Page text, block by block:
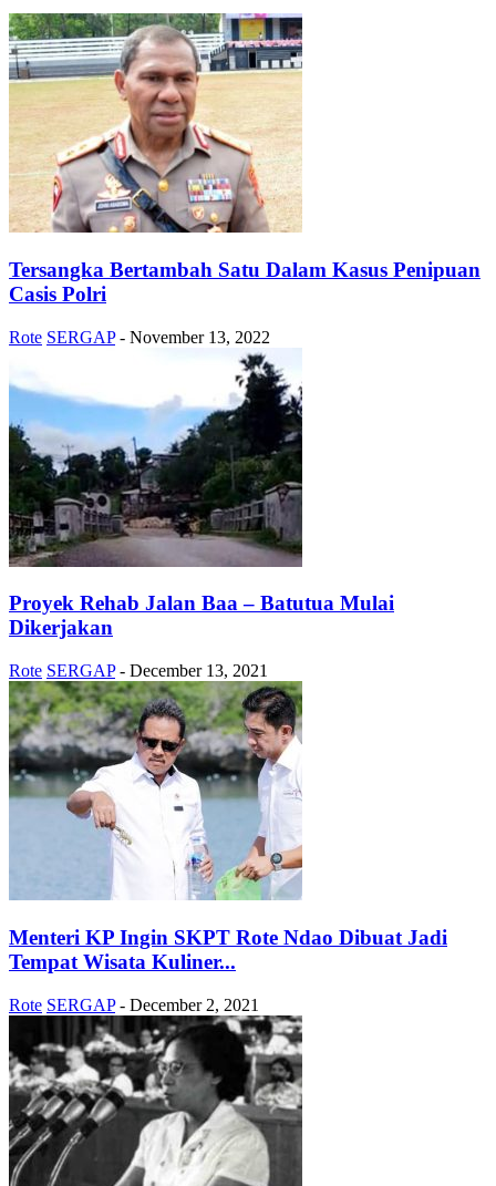
Tersangka Bertambah Satu Dalam Kasus Penipuan
Casis Polri
Rote SERGAP - November 13, 2022
Proyek Rehab Jalan Baa – Batutua Mulai
Dikerjakan
Rote SERGAP - December 13, 2021
Menteri KP Ingin SKPT Rote Ndao Dibuat Jadi
Tempat Wisata Kuliner...
Rote SERGAP - December 2, 2021